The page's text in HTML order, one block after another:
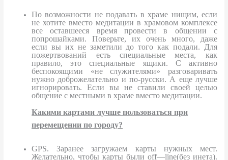
По возможности не подавать в храме нищим, если
не хотите вместо медитации в храмовом комплексе
все оставшееся время провести в общении с
попрошайками. Поверьте, их очень много, даже
если вы их не заметили до того как подали. Для
пожертвований есть специальные места, как
правило, это специальные ящики. С активно
беспокоящими «не служителями» разговаривать
нужно доброжелательно и по-русски. А еще лучше
игнорировать. Если вы не ставили своей целью
общение с местными в храме вместо медитации.
Какими картами лучше пользоваться при
перемещении по городу?
GPS. Заранее загружаем карты нужных мест.
Желательно, чтобы карты были off—line(без инета).